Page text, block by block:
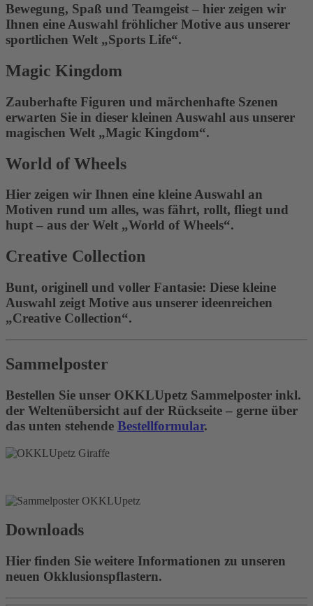
Bewegung, Spaß und Teamgeist – hier zeigen wir
Ihnen eine Auswahl fröhlicher Motive aus unserer
sportlichen Welt „Sports Life“.
Magic Kingdom
Zauberhafte Figuren und märchenhafte Szenen
erwarten Sie in dieser kleinen Auswahl aus unserer
magischen Welt „Magic Kingdom“.
World of Wheels
Hier zeigen wir Ihnen eine kleine Auswahl an
Motiven rund um alles, was fährt, rollt, fliegt und
hupt – aus der Welt „World of Wheels“.
Creative Collection
Bunt, originell und voller Fantasie: Diese kleine
Auswahl zeigt Motive aus unserer ideenreichen
„Creative Collection“.
Sammelposter
Bestellen Sie unser OKKLUpetz Sammelposter inkl.
der Weltenübersicht auf der Rückseite – gerne über
das unten stehende Bestellformular.
Downloads
Hier finden Sie weitere Informationen zu unseren
neuen Okklusionspflastern.